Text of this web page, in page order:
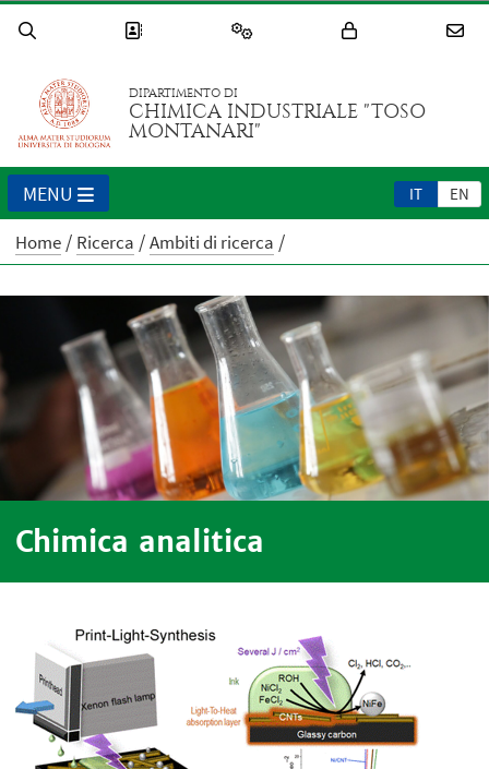
DIPARTIMENTO DI
CHIMICA INDUSTRIALE "TOSO
MONTANARI"
IT EN
MENU
Home Ricerca Ambiti di ricerca
Chimica analitica